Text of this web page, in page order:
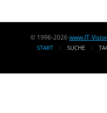
© 1996-2026www.IT-
START SUCHE